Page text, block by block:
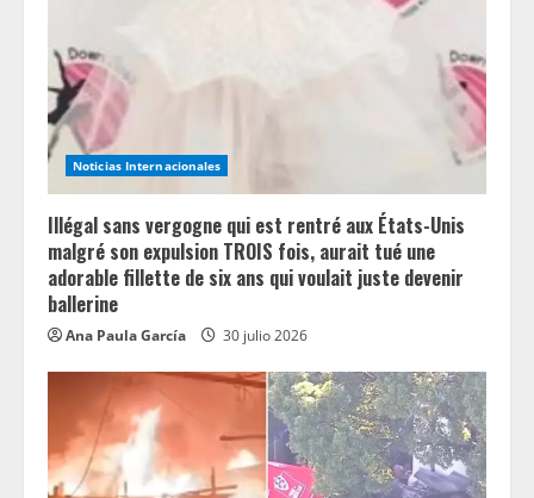
d
i
n
g
Noticias Internacionales
Illégal sans vergogne qui est rentré aux États-Unis
malgré son expulsion TROIS fois, aurait tué une
adorable fillette de six ans qui voulait juste devenir
ballerine
Ana Paula García 30 julio 2026